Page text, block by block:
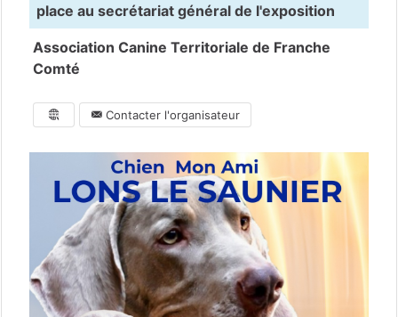
place au secrétariat général de l'exposition
Association Canine Territoriale de Franche
Comté
Contacter l'organisateur